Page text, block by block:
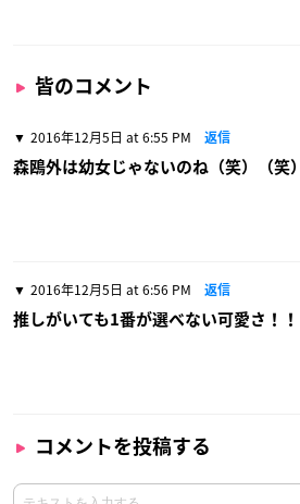
皆のコメント
2016年12月5日 at 6:55 PM 返信
森鴎外は幼女じゃないのね（笑）（笑）
2016年12月5日 at 6:56 PM 返信
推しがいても1番が選べない可愛さ！！
コメントを投稿する